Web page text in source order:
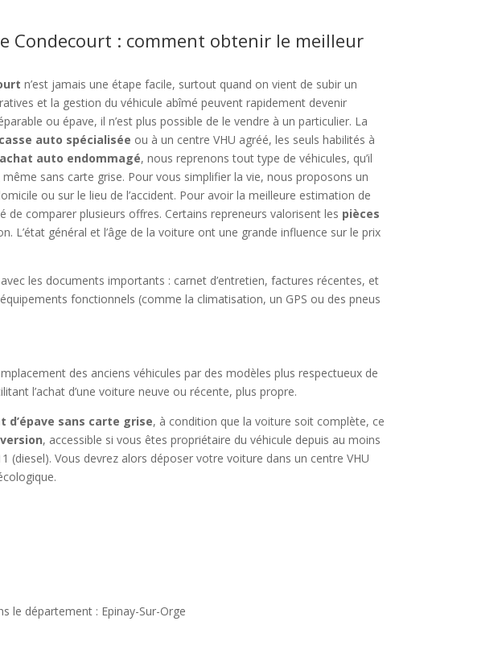
Condecourt : comment obtenir le meilleur
n’est jamais une étape facile, surtout quand on vient de subir un
et la gestion du véhicule abîmé peuvent rapidement devenir
ou épave, il n’est plus possible de le vendre à un particulier. La
casse auto spécialisée ou à un centre VHU agréé, les seuls habilités à
auto endommagé, nous reprenons tout type de véhicules, qu’il
sans carte grise. Pour vous simplifier la vie, nous proposons un
ou sur le lieu de l’accident. Pour avoir la meilleure estimation de
de comparer plusieurs offres. Certains repreneurs valorisent les pièces
L’état général et l’âge de la voiture ont une grande influence sur le prix
les documents importants : carnet d’entretien, factures récentes, et
fonctionnels (comme la climatisation, un GPS ou des pneus
des anciens véhicules par des modèles plus respectueux de
l’achat d’une voiture neuve ou récente, plus propre.
d’épave sans carte grise, à condition que la voiture soit complète, ce
, accessible si vous êtes propriétaire du véhicule depuis au moins
(diesel). Vous devrez alors déposer votre voiture dans un centre VHU
le département : Epinay-Sur-Orge